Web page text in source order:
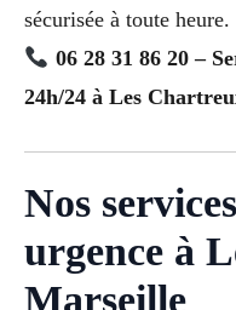
sécurisée à toute heure.
06 28 31 86 20 –
24h/24 à Les
Nos
urgence à
Marseille